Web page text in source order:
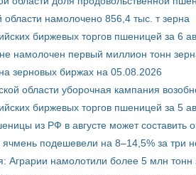
области намолочено 856,4 тыс. т зерна
биржевых торгов пшеницей за 6
намолочен первый миллион тонн
зерновых биржах на 05.08.2026
области уборочная кампания
биржевых торгов пшеницей за 5
из РФ в августе может составить
подешевели на 8–14,5% за три
Аграрии намолотили более 5 млн тонн